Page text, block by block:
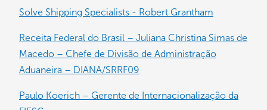
Solve Shipping Specialists - Robert Grantham
Receita Federal do Brasil – Juliana Christina Simas de
Macedo – Chefe de Divisão de Administração
Aduaneira – DIANA/SRRF09
Paulo Koerich – Gerente de Internacionalização da